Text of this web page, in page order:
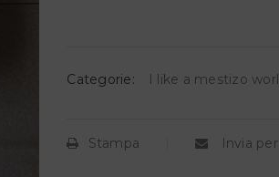
Categorie: I like a mestizo
Stampa Invia